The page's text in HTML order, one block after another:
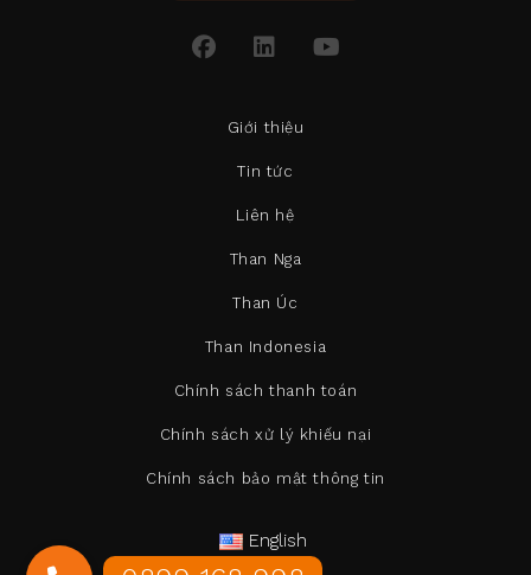
Giới thiệu
Tin tức
Liên hệ
Than Nga
Than Úc
Than Indonesia
Chính sách thanh toán
Chính sách xử lý khiếu nại
Chính sách bảo mật thông tin
English